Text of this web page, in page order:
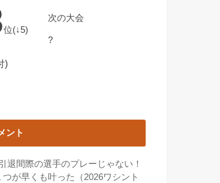
位(↓5)
)
次の大会
?
ント
退間際の選手のプレーじゃない！
が早くも叶った（2026ワシント